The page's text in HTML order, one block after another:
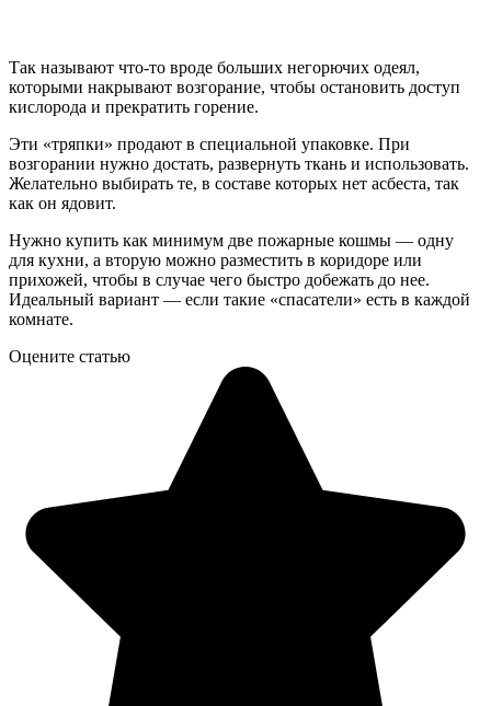
Так называют что-то вроде больших негорючих одеял,
которыми накрывают возгорание, чтобы остановить доступ
кислорода и прекратить горение.
Эти «тряпки» продают в специальной упаковке. При
возгорании нужно достать, развернуть ткань и использовать.
Желательно выбирать те, в составе которых нет асбеста, так
как он ядовит.
Нужно купить как минимум две пожарные кошмы — одну
для кухни, а вторую можно разместить в коридоре или
прихожей, чтобы в случае чего быстро добежать до нее.
Идеальный вариант — если такие «спасатели» есть в каждой
комнате.
Оцените статью